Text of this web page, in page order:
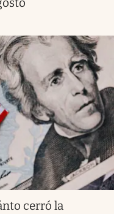
cerró la